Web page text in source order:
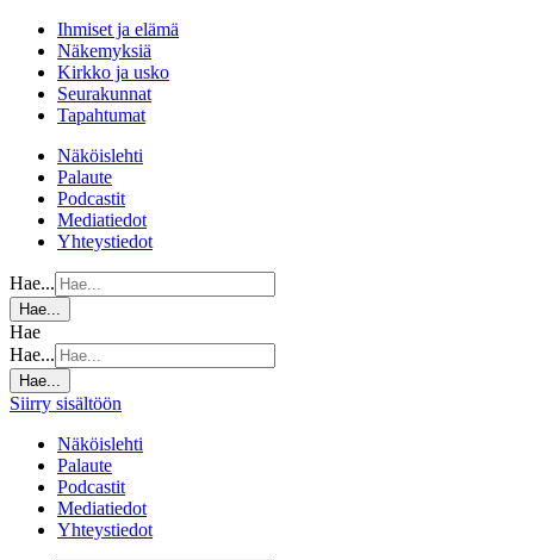
Ihmiset ja elämä
Näkemyksiä
Kirkko ja usko
Seurakunnat
Tapahtumat
Näköislehti
Palaute
Podcastit
Mediatiedot
Yhteystiedot
Hae...
Hae...
Hae
Hae...
Hae...
Siirry sisältöön
Näköislehti
Palaute
Podcastit
Mediatiedot
Yhteystiedot